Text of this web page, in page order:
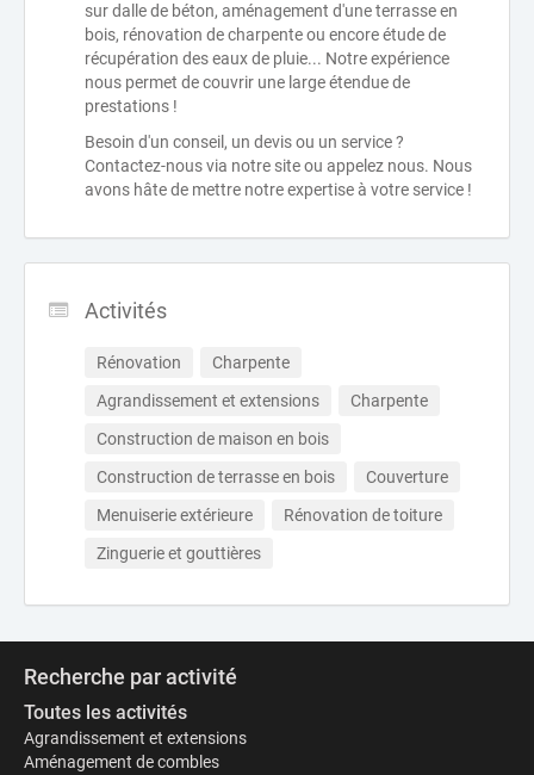
sur dalle de béton, aménagement d'une terrasse en
bois, rénovation de charpente ou encore étude de
récupération des eaux de pluie... Notre expérience
nous permet de couvrir une large étendue de
prestations !
Besoin d'un conseil, un devis ou un service ?
Contactez-nous via notre site ou appelez nous. Nous
avons hâte de mettre notre expertise à votre service !
Activités
Rénovation
Charpente
Agrandissement et extensions
Charpente
Construction de maison en bois
Construction de terrasse en bois
Couverture
Menuiserie extérieure
Rénovation de toiture
Zinguerie et gouttières
Recherche par activité
Toutes les activités
Agrandissement et extensions
Aménagement de combles